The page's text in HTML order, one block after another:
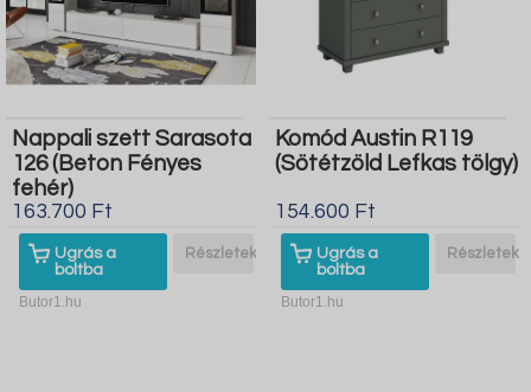
Nappali szett Sarasota
126 (Beton Fényes
fehér)
163.700 Ft
Ugrás a
boltba
Részletek
Butor1.hu
Komód Austin R119
(Sötétzöld Lefkas tölgy)
154.600 Ft
Ugrás a
boltba
Részletek
Butor1.hu